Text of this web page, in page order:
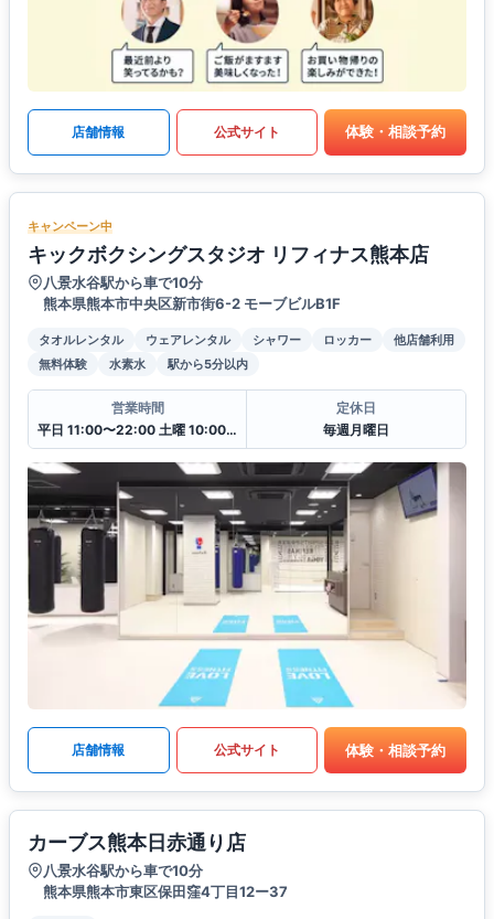
店舗情報 公式サイト 体験・相談予約
キャンペーン中
キックボクシングスタジオ リフィナス熊本店
八景水谷駅から車で10分
熊本県熊本市中央区新市街6-2 モーブビルB1F
タオルレンタル ウェアレンタル シャワー ロッカー
他店舗利用
無料体験
水素水 駅から5分以内
営業時間
平日 11:00〜22:00 土曜 10:00〜20:00 日・祝 10:00〜18:00
定休日
毎週月曜日
店舗情報 公式サイト 体験・相談予約
カーブス熊本日赤通り店
八景水谷駅から車で10分
熊本県熊本市東区保田窪4丁目12ー37